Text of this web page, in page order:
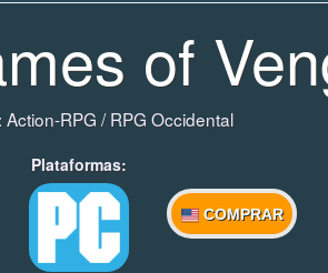
of
Action-RPG /RPG Occidental
Plataformas:
COMPRAR